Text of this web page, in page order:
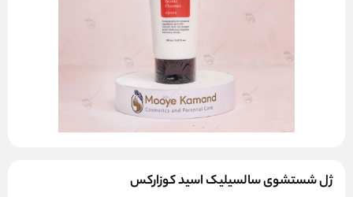
ژل شستشوی سالسیلیک اسید کوزارکس